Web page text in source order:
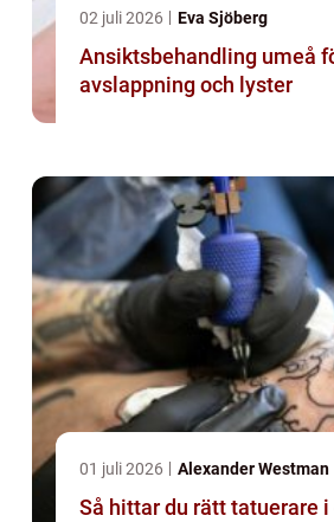
02 juli 2026 Eva Sjöberg
Ansiktsbehandling umeå för hudhälsa,
avslappning och lyster
01 juli 2026 Alexander Westman
Så hittar du rätt tatuerare